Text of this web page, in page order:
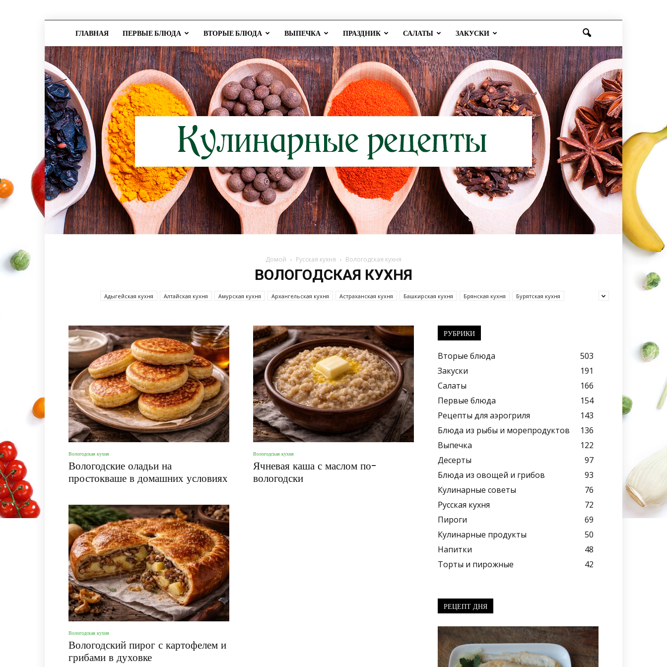
ГЛАВНАЯ ПЕРВЫЕ БЛЮДА ВТОРЫЕ БЛЮДА ВЫПЕЧКА ПРАЗДНИК САЛАТЫ ЗАКУСКИ
Кулинарные
рецепты,
вкусные
Домой Русская кухня Вологодская кухня
ВОЛОГОДСКАЯ КУХНЯ
Адыгейская кухня Алтайская кухня Амурская кухня Архангельская кухня Астраханская кухня Башкирская кухня Брянская кухня
Бурятская кухня
Вологодская кухня
Вологодские оладьи на
простокваше в домашних условиях
Вологодская кухня
Ячневая каша с маслом по-
вологодски
Вологодская кухня
Вологодский пирог с картофелем и
грибами в духовке
РУБРИКИ
Вторые блюда
503
Закуски
191
Салаты
166
Первые блюда
154
Рецепты для аэрогриля
143
Блюда из рыбы и морепродуктов
136
Выпечка
122
Десерты
97
Блюда из овощей и грибов
93
Кулинарные советы
76
Русская кухня
72
Пироги
69
Кулинарные продукты
50
Напитки
48
Торты и пирожные
42
РЕЦЕПТ ДНЯ